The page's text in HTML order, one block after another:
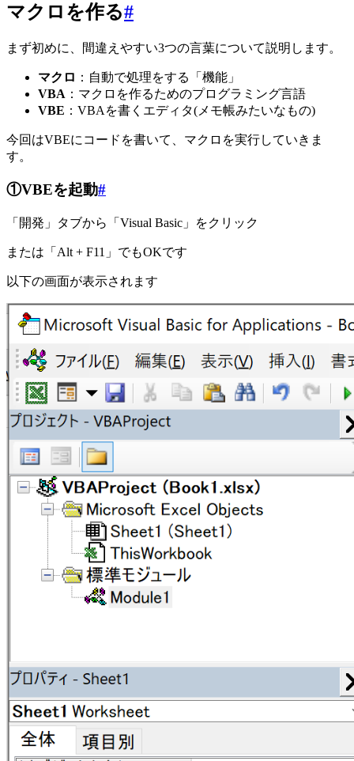
マクロを作る#
まず初めに、間違えやすい3つの言葉について説明します。
マクロ ：自動で処理をする「機能」
VBA ：マクロを作るためのプログラミング言語
VBE ：VBAを書くエディタ(メモ帳みたいなもの)
今回はVBEにコードを書いて、マクロを実行していきま
す。
①VBEを起動#
「開発」タブから「Visual Basic」をクリック
または「Alt + F11」でもOKです
以下の画面が表示されます